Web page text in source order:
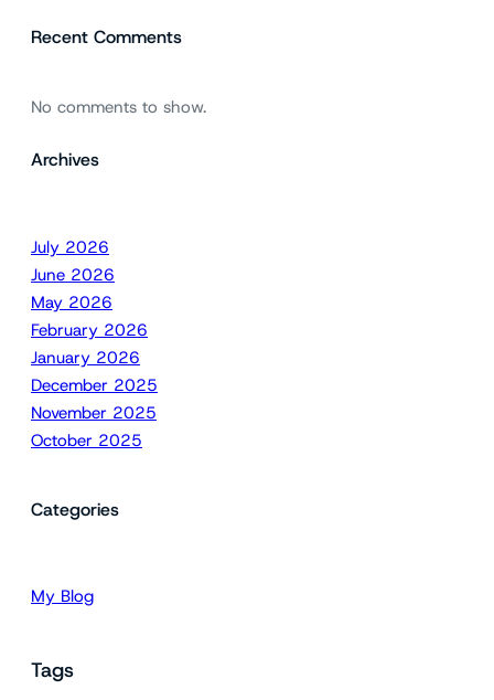
Recent Comments
No comments to show.
Archives
July 2026
June 2026
May 2026
February 2026
January 2026
December 2025
November 2025
October 2025
Categories
My Blog
Tags